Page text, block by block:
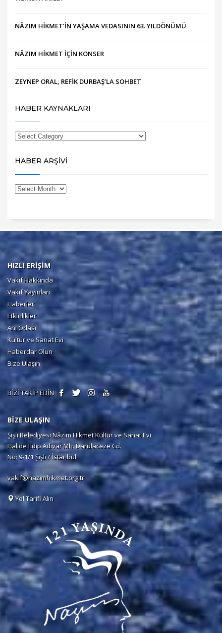
NÂZIM HİKMET’İN YAŞAMA VEDASININ 63. YILDÖNÜMÜ
NÂZIM HİKMET İÇİN KONSER
ZEYNEP ORAL, REFİK DURBAŞ’LA SOHBET
HABER KAYNAKLARI
HABER ARŞİVİ
HIZLI ERİŞİM
Vakıf Hakkında
Vakıf Yayınları
Haberler
Etkinlikler
Anı Odası
Kültür ve Sanat Evi
Haberdar Olun
Bize Ulaşın
BİZİ TAKİP EDİN
BİZE ULAŞIN
Şişli Belediyesi Nâzım Hikmet Kültür ve Sanat Evi
Halide Edip Adıvar Mh. Darülaceze Cd.
No: 9-1/1 Şişli / İstanbul
vakif@nazimhikmet.org.tr
Yol Tarifi Alın